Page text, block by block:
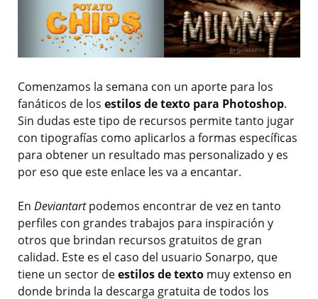
Comenzamos la semana con un aporte para los
fanáticos de los estilos de texto para Photoshop.
Sin dudas este tipo de recursos permite tanto jugar
con tipografías como aplicarlos a formas específicas
para obtener un resultado mas personalizado y es
por eso que este enlace les va a encantar.
En Deviantartpodemos encontrar de vez en tanto
perfiles con grandes trabajos para inspiración y
otros que brindan recursos gratuitos de gran
calidad. Este es el caso del usuario Sonarpo, que
tiene un sector deestilos de texto muy extenso en
donde brinda la descarga gratuita de todos los